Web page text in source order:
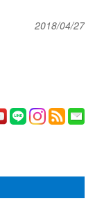
2018/04/27